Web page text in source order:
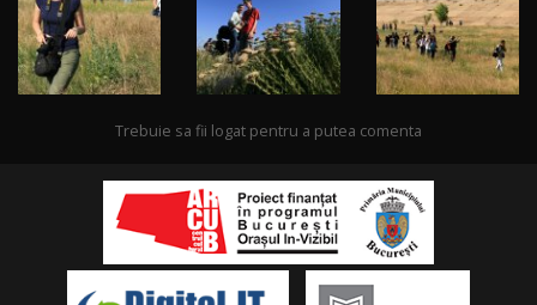
Trebuie sa fii logat pentru a putea comenta